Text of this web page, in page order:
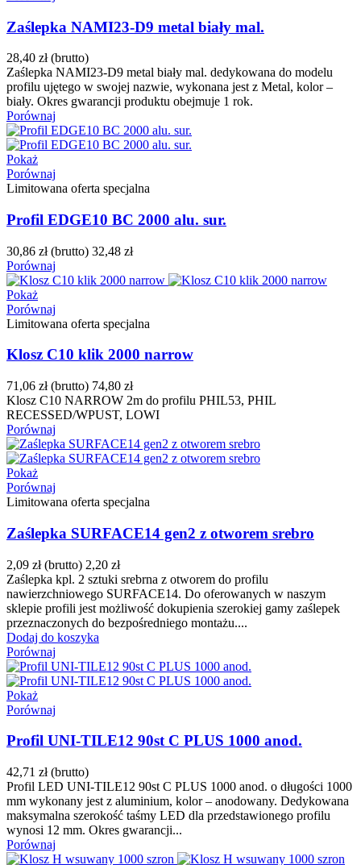
Zaślepka NAMI23-D9 metal biały mal.
28,40 zł (brutto)
Zaślepka NAMI23-D9 metal biały mal. dedykowana do modelu
profilu ujętego w swojej nazwie, wykonana jest z Metal, kolor –
biały. Okres gwarancji produktu obejmuje 1 rok.
Porównaj
Pokaż
Porównaj
Limitowana oferta specjalna
Profil EDGE10 BC 2000 alu. sur.
30,86 zł (brutto) 32,48 zł
Porównaj
Pokaż
Porównaj
Limitowana oferta specjalna
Klosz C10 klik 2000 narrow
71,06 zł (brutto) 74,80 zł
Klosz C10 NARROW 2m do profilu PHIL53, PHIL
RECESSED/WPUST, LOWI
Porównaj
Pokaż
Porównaj
Limitowana oferta specjalna
Zaślepka SURFACE14 gen2 z otworem srebro
2,09 zł (brutto) 2,20 zł
Zaślepka kpl. 2 sztuki srebrna z otworem do profilu
nawierzchniowego SURFACE14. Do oferowanych w naszym
sklepie profili jest możliwość dokupienia szerokiej gamy zaślepek
przeznaczonych do bezpośredniego montażu....
Dodaj do koszyka
Porównaj
Pokaż
Porównaj
Profil UNI-TILE12 90st C PLUS 1000 anod.
42,71 zł (brutto)
Profil LED UNI-TILE12 90st C PLUS 1000 anod. o długości 1000
mm wykonany jest z aluminium, kolor – anodowany. Dedykowana
maksymalna szerokość taśmy LED dla przedstawionego profilu
wynosi 12 mm. Okres gwarancji...
Porównaj